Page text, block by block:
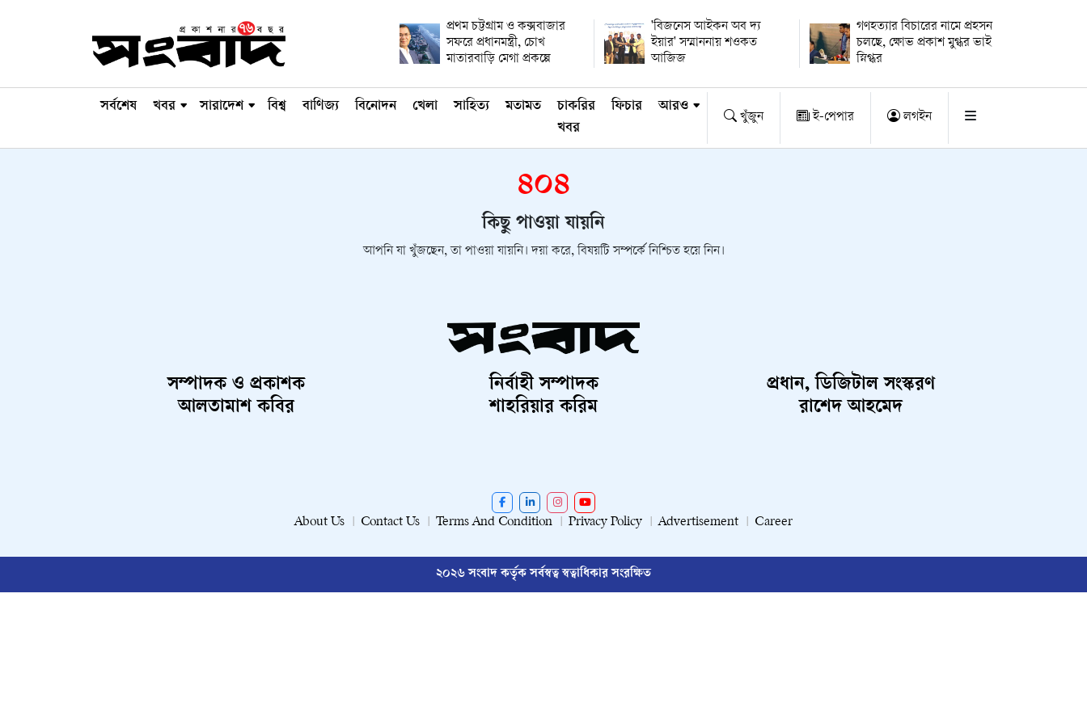
প্রথম চট্টগ্রাম ও কক্সবাজার
সফরে প্রধানমন্ত্রী, চোখ
মাতারবাড়ি মেগা প্রকল্পে
'বিজনেস আইকন অব দ্য
ইয়ার' সম্মাননায় শওকত
আজিজ
গণহত্যার বিচারের নামে প্রহসন
চলছে, ক্ষোভ প্রকাশ মুগ্ধর ভাই
স্নিগ্ধর
সর্বশেষ খবর সারাদেশ বিশ্ব বাণিজ্য বিনোদন খেলা সাহিত্য মতামত
চাকরির
খবর
ফিচার আরও
খুঁজুন ই-পেপার লগইন
৪০৪
কিছু পাওয়া যায়নি
আপনি যা খুঁজছেন, তা পাওয়া যায়নি। দয়া করে, বিষয়টি সম্পর্কে নিশ্চিত হয়ে নিন।
সম্পাদক ও প্রকাশক
আলতামাশ কবির
নির্বাহী সম্পাদক
শাহরিয়ার করিম
প্রধান, ডিজিটাল সংস্করণ
রাশেদ আহমেদ
About Us Contact Us Terms And Condition Privacy Policy Advertisement Career
২০২৬ সংবাদ কর্তৃক সর্বস্বত্ব স্বত্বাধিকার সংরক্ষিত